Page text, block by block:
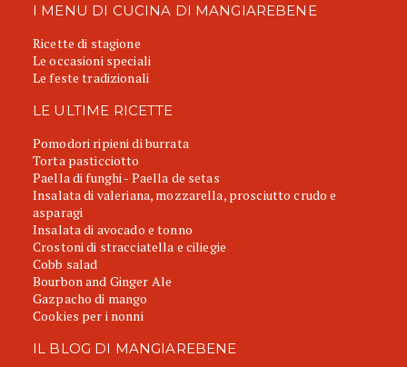
I MENU DI CUCINA DI MANGIAREBENE
Ricette di stagione
Le occasioni speciali
Le feste tradizionali
LE ULTIME RICETTE
Pomodori ripieni di burrata
Torta pasticciotto
Paella di funghi - Paella de setas
Insalata di valeriana, mozzarella, prosciutto crudo e
asparagi
Insalata di avocado e tonno
Crostoni di stracciatella e ciliegie
Cobb salad
Bourbon and Ginger Ale
Gazpacho di mango
Cookies per i nonni
IL BLOG DI MANGIAREBENE